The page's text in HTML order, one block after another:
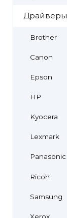
Драйверы
Brother
Canon
Epson
HP
Kyocera
Lexmark
Panasonic
Ricoh
Samsung
Xerox